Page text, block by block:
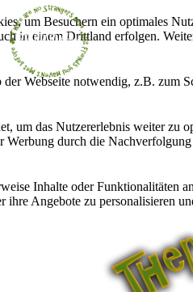
um Besuchern ein optimales
in einem Drittland erfolgen.
Webseite notwendig, z.B. zum
um das Nutzererlebnis weiter zu
Werbung durch die
Inhalte oder Funktionalitäten
ihre Angebote zu personalisieren